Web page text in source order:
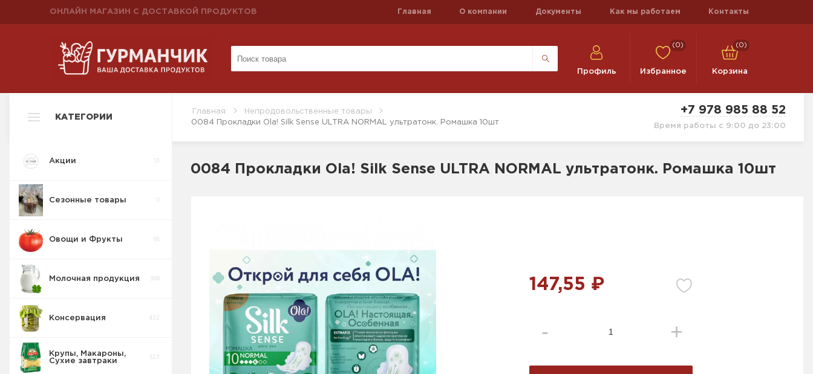
ОНЛАЙН МАГАЗИН С ДОСТАВКОЙ ПРОДУКТОВ Главная О компании Документы Как мы работаем Контакты
Профиль
(0)
Избранное
(0)
Корзина
Главная
Непродовольственные товары
0084 Прокладки Ola! Silk Sense ULTRA NORMAL ультратонк. Ромашка 10шт
+7 978 985 88 52
Время работы с 9:00 до 23:00
КАТЕГОРИИ
Акции 13
Сезонные товары
Овощи и Фрукты 95
Молочная продукция 368
Консервация 432
Крупы, Макароны,
Сухие завтраки
523
0084 Прокладки Ola! Silk Sense ULTRA NORMAL ультратонк. Ромашка 10шт
147,55 ₽